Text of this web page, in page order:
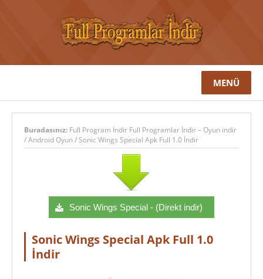
MENÜ
Buradasınız: Full Program İndir Full Programlar İndir – Oyun indir
/Android Oyun/Sonic Wings Special Apk Full 1.0 İndir
Sonic Wings Special - (Direkt indir)
Sonic Wings Special Apk Full 1.0
İndir